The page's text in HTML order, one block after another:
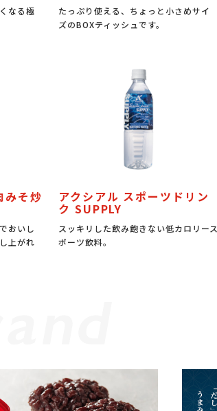
なる極
たっぷり使える、ちょっと小さめサイ
ズのBOXティッシュです。
そ炒
おいし
上がれ
アクシアル スポーツドリン
ク SUPPLY
スッキリした飲み飽きない低カロリース
ポーツ飲料。